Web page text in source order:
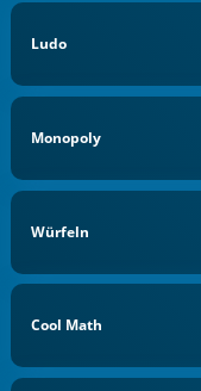
Ludo
Monopoly
Würfeln
Cool Math